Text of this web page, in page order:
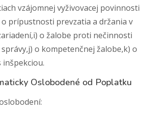
vzájomnej vyživovacej povinnosti
prípustnosti prevzatia a držania v
o žalobe proti nečinnosti
o kompetenčnej žalobe,k) o
inšpekciou.
Oslobodené od Poplatku